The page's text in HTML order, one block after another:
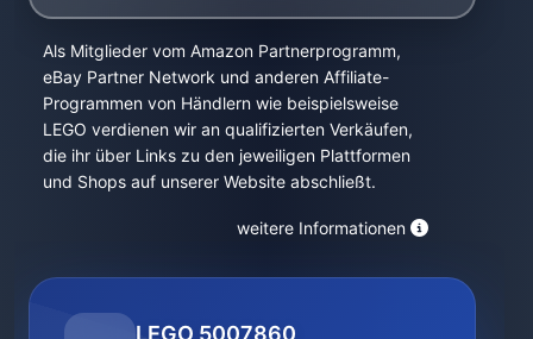
Als Mitglieder vom Amazon Partnerprogramm,
eBay Partner Network und anderen Affiliate-
Programmen von Händlern wie beispielsweise
LEGO verdienen wir an qualifizierten Verkäufen,
die ihr über Links zu den jeweiligen Plattformen
und Shops auf unserer Website abschließt.
weitere Informationen
LEGO 5007860